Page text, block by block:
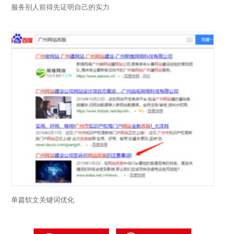
服务别人前得先证明自己的实力
单篇软文关键词优化